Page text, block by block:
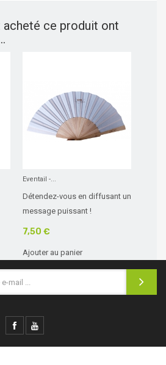
ce produit ont
Eventail -...
Détendez-vous en diffusant un
message puissant !
7,50 €
Ajouter au panier